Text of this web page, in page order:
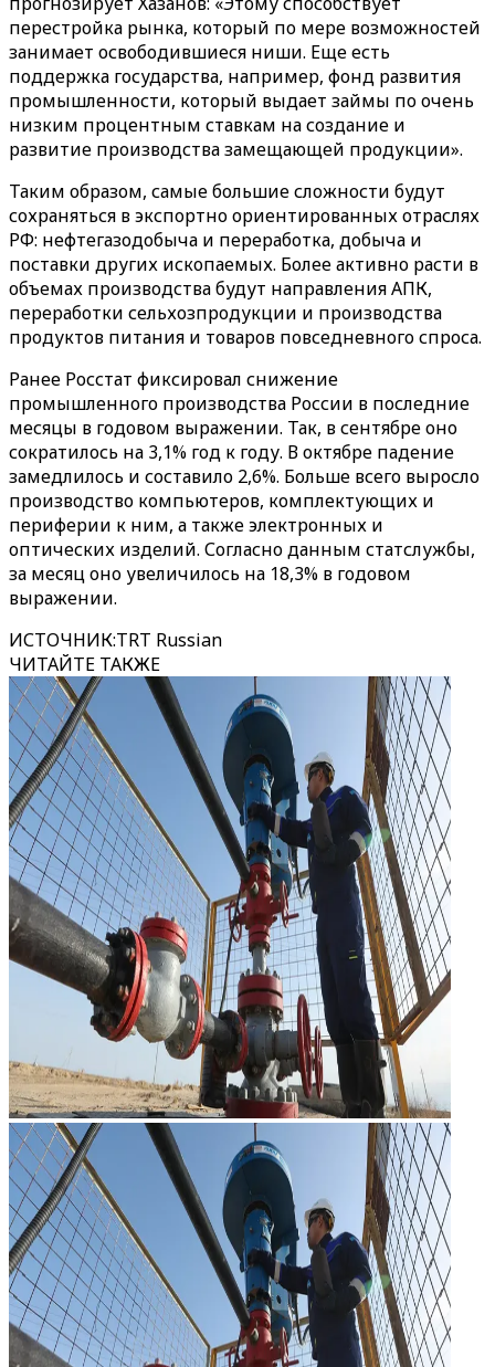
перестройка рынка, который по мере возможностей
занимает освободившиеся ниши. Еще есть
поддержка государства, например, фонд развития
промышленности, который выдает займы по очень
низким процентным ставкам на создание и
развитие производства замещающей продукции».
Таким образом, самые большие сложности будут
сохраняться в экспортно ориентированных отраслях
РФ: нефтегазодобыча и переработка, добыча и
поставки других ископаемых. Более активно расти в
объемах производства будут направления АПК,
переработки сельхозпродукции и производства
продуктов питания и товаров повседневного спроса.
Ранее Росстат фиксировал снижение
промышленного производства России в последние
месяцы в годовом выражении. Так, в сентябре оно
сократилось на 3,1% год к году. В октябре падение
замедлилось и составило 2,6%. Больше всего выросло
производство компьютеров, комплектующих и
периферии к ним, а также электронных и
оптических изделий. Согласно данным статслужбы,
за месяц оно увеличилось на 18,3% в годовом
выражении.
ИСТОЧНИК:TRT Russian
ЧИТАЙТЕ ТАКЖЕ